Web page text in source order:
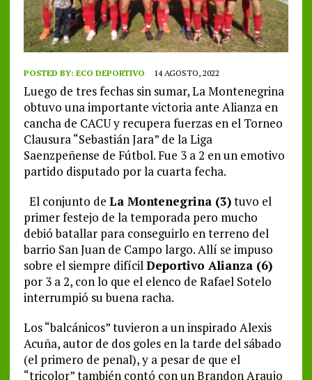
POSTED BY: ECO DEPORTIVO 14 AGOSTO, 2022
Luego de tres fechas sin sumar, La Montenegrina
obtuvo una importante victoria ante Alianza en
cancha de CACU y recupera fuerzas en el Torneo
Clausura “Sebastián Jara” de la Liga
Saenzpeñense de Fútbol. Fue 3 a 2 en un emotivo
partido disputado por la cuarta fecha.
El conjunto de La Montenegrina (3)tuvo el
primer festejo de la temporada pero mucho
debió batallar para conseguirlo en terreno del
barrio San Juan de Campo largo. Allí se impuso
sobre el siempre difícilDeportivo Alianza (6)
por 3 a 2, con lo que el elenco de Rafael Sotelo
interrumpió su buena racha.
Los “balcánicos” tuvieron a un inspirado Alexis
Acuña, autor de dos goles en la tarde del sábado
(el primero de penal), y a pesar de que el
“tricolor” también contó con un Brandon Araujo